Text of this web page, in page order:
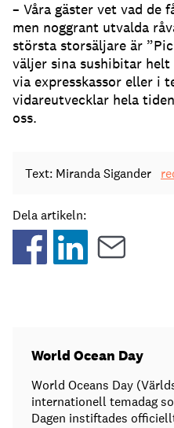
– Våra gäster vet vad de
men noggrant utvalda
största storsäljare är
väljer sina sushibitar
via expresskassor eller i
vidareutvecklar hela
oss.
Text: Miranda Sigander
Dela artikeln:
World Ocean Day
World Oceans Day
internationell temadag
Dagen instiftades